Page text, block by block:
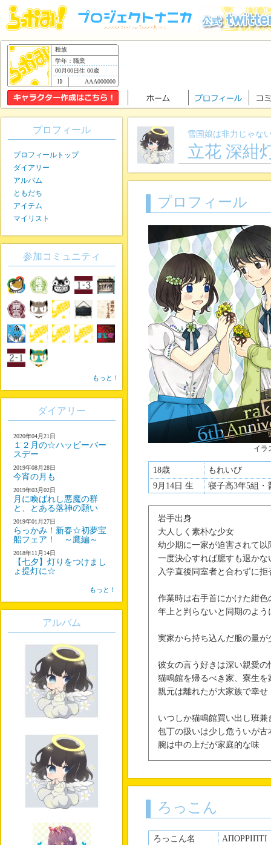
種族
学年：職業
00月00日生 00歳
AAA000000
雪国娘は非力じゃな
立花 深紺
プロフィール
イラ
18歳
もれいび
9月14日 生
寝子高3年5組・
岩手出身
大人しく素朴な少女
幼少期に一家が迫害されて
一度決心すれば臆すも退かな
入学直後同室者と合わずに
作業時は右手首にかけた紺
年上と判らないと同期のよ
実家から持ち込んだ服の量
彼女の言う好きは深い親愛の
猫鳴館を帰るべき家、寮生
親元は離れたが大家族で幸せ
いつしか猫鳴館買い出し班兼
包丁の扱いは少し危ういが
腕は中の上だが家庭的な味
ろっこん
ろっこん名 ΑΠΟΡΡΙΠΤΙ
プロフィール
プロフィールトップ
ダイアリー
アルバム
ともだち
アイテム
マイリスト
参加コミュニティ
もっと！
ダイアリー
2020年04月21日
１２月の☆ハッピーバー
スデー
2019年08月28日
今宵の月も
2019年03月02日
月に喚ばれし悪魔の群
と、とある落神の願い
2019年01月27日
らっかみ！新春☆初夢宝
船フェア！ ～鷹編～
2018年11月14日
【七夕】灯りをつけまし
ょ提灯に☆
もっと！
アルバム